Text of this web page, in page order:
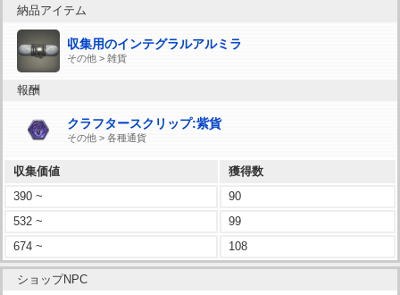
納品アイテム
収集用のインテグラルアルミラ
その他 > 雑貨
報酬
クラフタースクリップ:紫貨
その他 > 各種通貨
収集価値
獲得数
390 ~
90
532 ~
99
674 ~
108
ショップNPC